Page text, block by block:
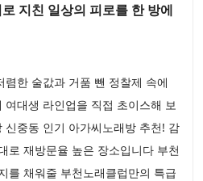
지친 일상의 피로를 한 방에
한 술값과 거품 뺀 정찰제 속에
대생 라인업을 직접 초이스해 보
신중동 인기 아가씨노래방 추천! 감
로 재방문율 높은 장소입니다 부천
를 채워줄 부천노래클럽만의 특급